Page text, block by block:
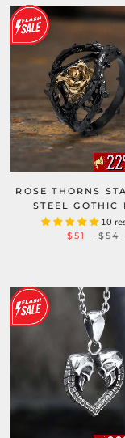
ROSE THORNS
STEEL GOTHIC
10
$51 $54